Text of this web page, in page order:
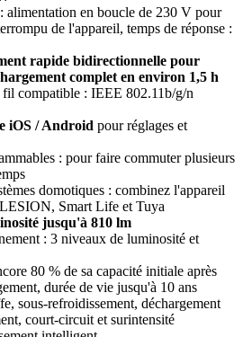
: alimentation en boucle de 230 V pour
de l'appareil, temps de réponse :
rapide bidirectionnelle pour
complet en environ 1,5 h
fil compatible : IEEE 802.11b/g/n
iOS / Android pour réglages et
: pour faire commuter plusieurs
domotiques : combinez l'appareil
Smart Life et Tuya
jusqu'à 810 lm
: 3 niveaux de luminosité et
80 % de sa capacité initiale après
durée de vie jusqu'à 10 ans
sous-refroidissement, déchargement
court-circuit et surintensité